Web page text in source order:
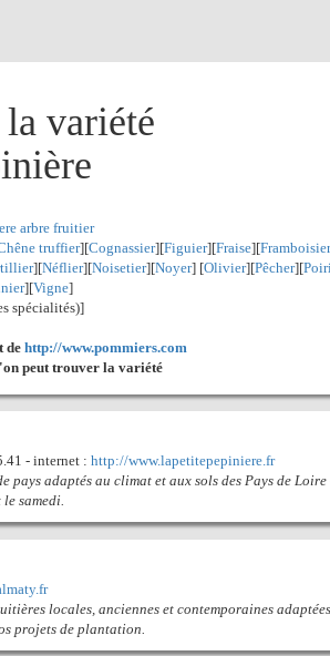
variété
arbre fruitier
truffier][Cognassier][Figuier][Fraise][Framboisier
][Néflier][Noisetier][Noyer] [Olivier][Pêcher][
][Vigne]
spécialités)]
de http://www.pommiers.com
peut trouver la variété
- internet : http://www.lapetitepepiniere.fr
adaptés au climat et aux sols des Pays de Loire
samedi.
locales, anciennes et contemporaines
projets de plantation.